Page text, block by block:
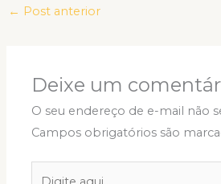
← Post anterior
Deixe um
O seu endereço de e-mail não
Campos obrigatórios são